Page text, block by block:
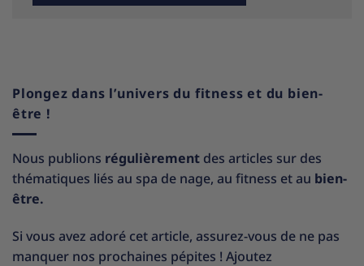
Plongez dans l’univers du fitness et du bien-
être !
Nous publions régulièrement des articles sur des
thématiques liés au spa de nage, au fitness et au bien-
être.
Si vous avez adoré cet article, assurez-vous de ne pas
manquer nos prochaines pépites ! Ajoutez